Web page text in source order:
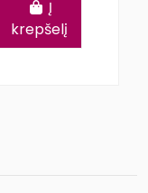
Į
krepšelį